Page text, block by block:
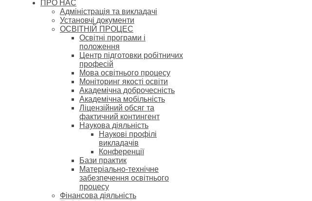
ПРО НАС
Адміністрація та викладачі
Установчі документи
ОСВІТНІЙ ПРОЦЕС
Освітні програми і
положення
Центр підготовки робітничих
професій
Мова освітнього процесу
Моніторинг якості освіти
Академічна доброчесність
Академічна мобільність
Ліцензійний обсяг та
фактичний контингент
Наукова діяльність
Наукові профілі
викладачів
Конференції
Бази практик
Матеріально-технічне
забезпечення освітнього
процесу
Фінансова діяльність